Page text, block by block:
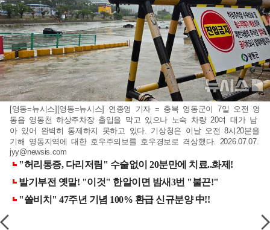
[영동=뉴시스][영동=뉴시스] 연종영 기자 = 충북 영동군이 7일 오전 영
동읍 영동천 하상주차장 출입을 막고 있으나 노숙 차량 20여 대가 남
아 있어 완벽히 통제하지 못하고 있다. 기상청은 이날 오전 8시20분을
기해 영동지역에 대한 호우주의보를 호우경보로 격상했다. 2026.07.07.
jyy@newsis.com